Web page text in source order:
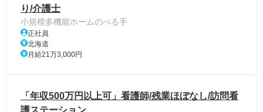
り/介護士
小規模多機能ホームのべる手
正社員
北海道
月給21万3,000円
「年収500万円以上可」看護師/残業ほぼなし/訪問看
護ステーション